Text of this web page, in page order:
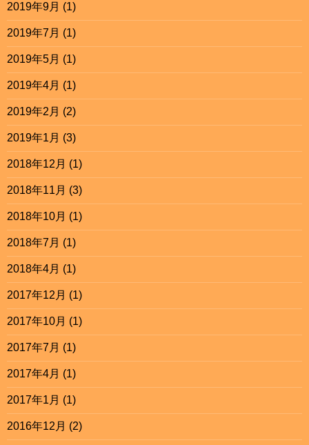
2019年9月 (1)
2019年7月 (1)
2019年5月 (1)
2019年4月 (1)
2019年2月 (2)
2019年1月 (3)
2018年12月 (1)
2018年11月 (3)
2018年10月 (1)
2018年7月 (1)
2018年4月 (1)
2017年12月 (1)
2017年10月 (1)
2017年7月 (1)
2017年4月 (1)
2017年1月 (1)
2016年12月 (2)